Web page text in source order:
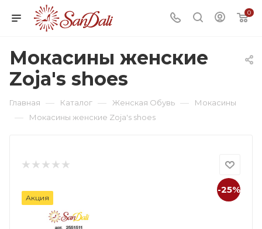
0
Мокасины женские
Zoja's shoes
Главная — Каталог — Женская Обувь — Мокасины
— Мокасины женские Zoja's shoes
-25%
Акция